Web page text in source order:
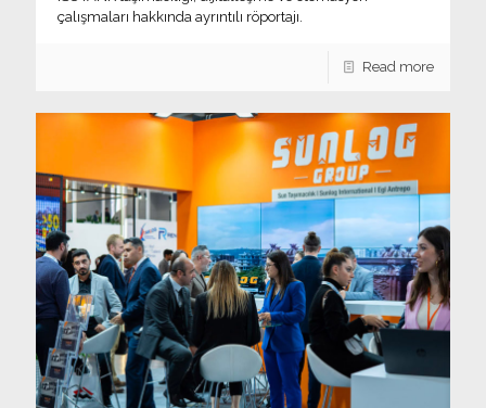
çalışmaları hakkında ayrıntılı röportajı.
Read more